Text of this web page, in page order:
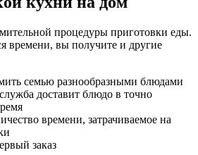
процедуры приготовки еды.
времени, вы получите и другие
семью разнообразными блюдами
доставит блюдо в точно
времени, затрачиваемое на
заказ